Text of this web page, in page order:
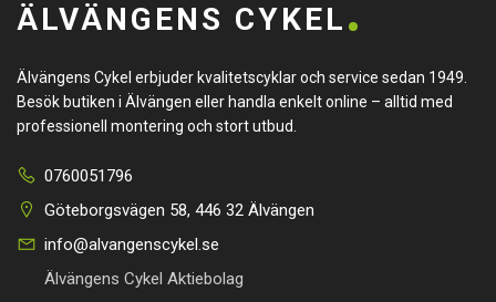
ÄLVÄNGENS CYKEL
Älvängens Cykel erbjuder kvalitetscyklar och service sedan 1949.
Besök butiken i Älvängen eller handla enkelt online – alltid med
professionell montering och stort utbud.
0760051796
Göteborgsvägen 58, 446 32 Älvängen
info@alvangenscykel.se
Älvängens Cykel Aktiebolag